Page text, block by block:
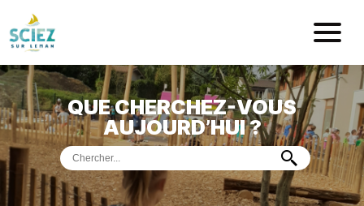
Mairie de
ACCUEIL
VOTREMAIRIE
VIE PRATIQUE
QUE CHERCHEZ-VOUS
AUJOURD’HUI ?